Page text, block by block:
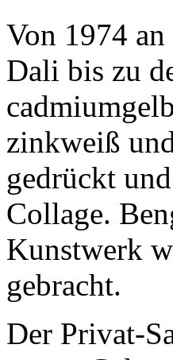
Von 1974
Dali bis zu
zinkweiß
gedrückt
Collage.
Kunstwerk
gebracht.
Der Privat-